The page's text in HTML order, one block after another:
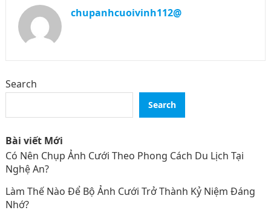
chupanhcuoivinh112@
Search
Search
Bài viết Mới
Có Nên Chụp Ảnh Cưới Theo Phong Cách Du Lịch Tại
Nghệ An?
Làm Thế Nào Để Bộ Ảnh Cưới Trở Thành Kỷ Niệm Đáng
Nhớ?